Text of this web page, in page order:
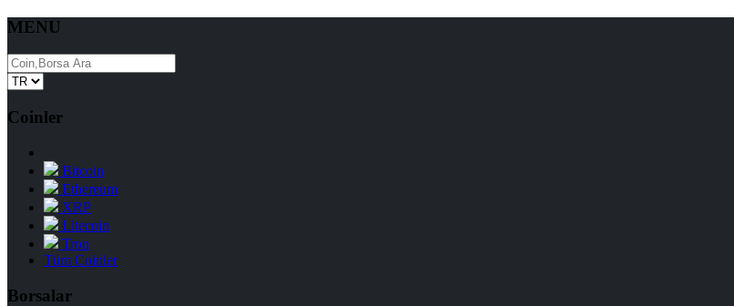
MENU
Coinler
Bitcoin
Ethereum
XRP
Litecoin
Tron
Tüm Coinler
Borsalar